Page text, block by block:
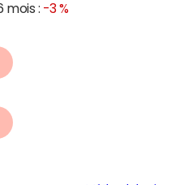
mois : -3 %